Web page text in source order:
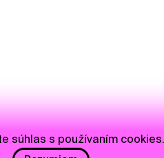
súhlas s používaním cookies.